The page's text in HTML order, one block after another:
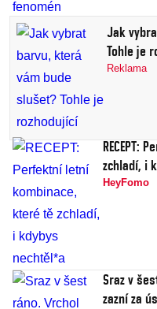
Jak
Tohle je
Reklama
RECEPT:
zchladí, i
HeyFomo
Sraz v
zazní za